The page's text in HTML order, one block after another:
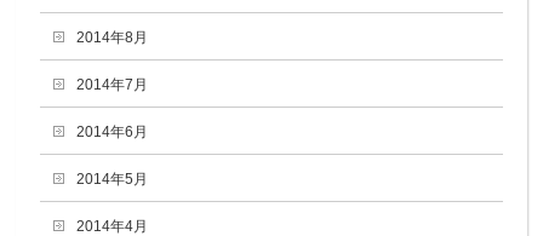
2014年8月
2014年7月
2014年6月
2014年5月
2014年4月